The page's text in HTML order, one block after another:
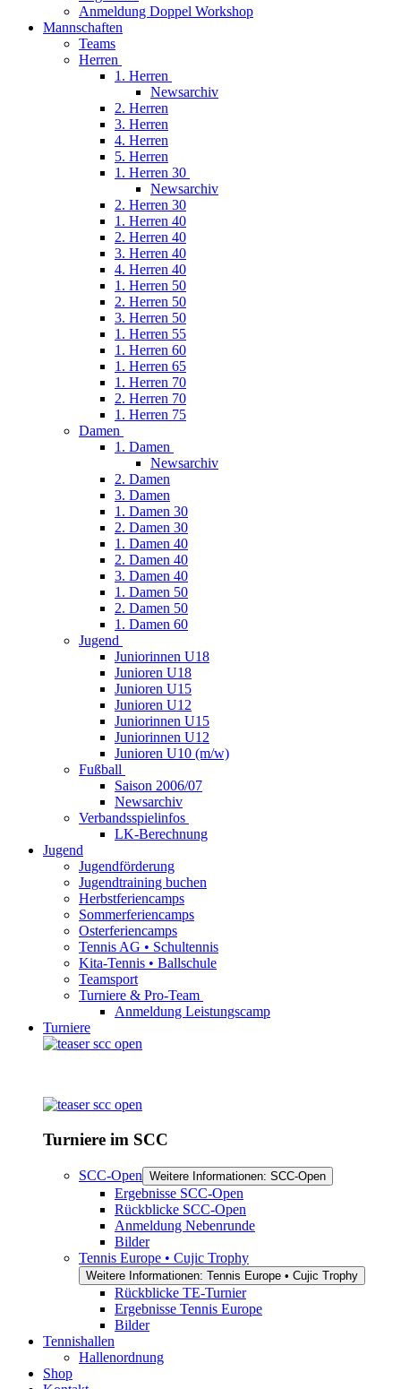
Anmeldung Doppel Workshop
Mannschaften
Teams
Herren
1. Herren
Newsarchiv
2. Herren
3. Herren
4. Herren
5. Herren
1. Herren 30
Newsarchiv
2. Herren 30
1. Herren 40
2. Herren 40
3. Herren 40
4. Herren 40
1. Herren 50
2. Herren 50
3. Herren 50
1. Herren 55
1. Herren 60
1. Herren 65
1. Herren 70
2. Herren 70
1. Herren 75
Damen
1. Damen
Newsarchiv
2. Damen
3. Damen
1. Damen 30
2. Damen 30
1. Damen 40
2. Damen 40
3. Damen 40
1. Damen 50
2. Damen 50
1. Damen 60
Jugend
Juniorinnen U18
Junioren U18
Junioren U15
Junioren U12
Juniorinnen U15
Juniorinnen U12
Junioren U10 (m/w)
Fußball
Saison 2006/07
Newsarchiv
Verbandsspielinfos
LK-Berechnung
Jugend
Jugendförderung
Jugendtraining buchen
Herbstferiencamps
Sommerferiencamps
Osterferiencamps
Tennis AG • Schultennis
Kita-Tennis • Ballschule
Teamsport
Turniere & Pro-Team
Anmeldung Leistungscamp
Turniere
Turniere im SCC
SCC-Open Weitere Informationen: SCC-Open
Ergebnisse SCC-Open
Rückblicke SCC-Open
Anmeldung Nebenrunde
Bilder
Tennis Europe • Cujic Trophy
Weitere Informationen: Tennis Europe • Cujic Trophy
Rückblicke TE-Turnier
Ergebnisse Tennis Europe
Bilder
Tennishallen
Hallenordnung
Shop